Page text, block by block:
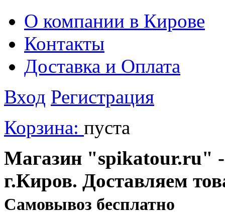
О компании в Кирове
Контакты
Доставка и Оплата
Вход Регистрация
Корзина: пуста
Магазин "spikatour.ru" -
г.Киров. Доставляем
Cамовывоз бесплатно